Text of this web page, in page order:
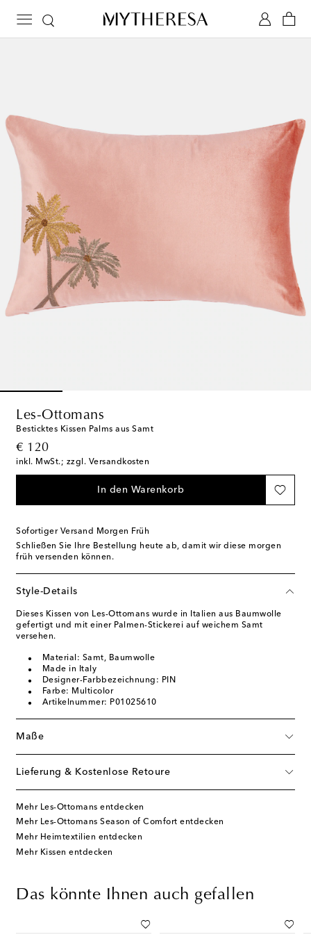
Les-Ottomans
Besticktes Kissen Palms aus Samt
€ 120
original price
inkl. MwSt.; zzgl. Versandkosten
In den Warenkorb
Sofortiger Versand Morgen Früh
Schließen Sie Ihre Bestellung heute ab, damit wir diese morgen
früh versenden können.
Style-Details
Dieses Kissen von Les-Ottomans wurde in Italien aus Baumwolle
gefertigt und mit einer Palmen-Stickerei auf weichem Samt
versehen.
Material: Samt, Baumwolle
Made in Italy
Designer-Farbbezeichnung: PIN
Farbe: Multicolor
Artikelnummer: P01025610
Maße
Lieferung & Kostenlose Retoure
Mehr Les-Ottomans entdecken
Mehr Les-Ottomans Season of Comfort entdecken
Mehr Heimtextilien entdecken
Mehr Kissen entdecken
Das könnte Ihnen auch gefallen